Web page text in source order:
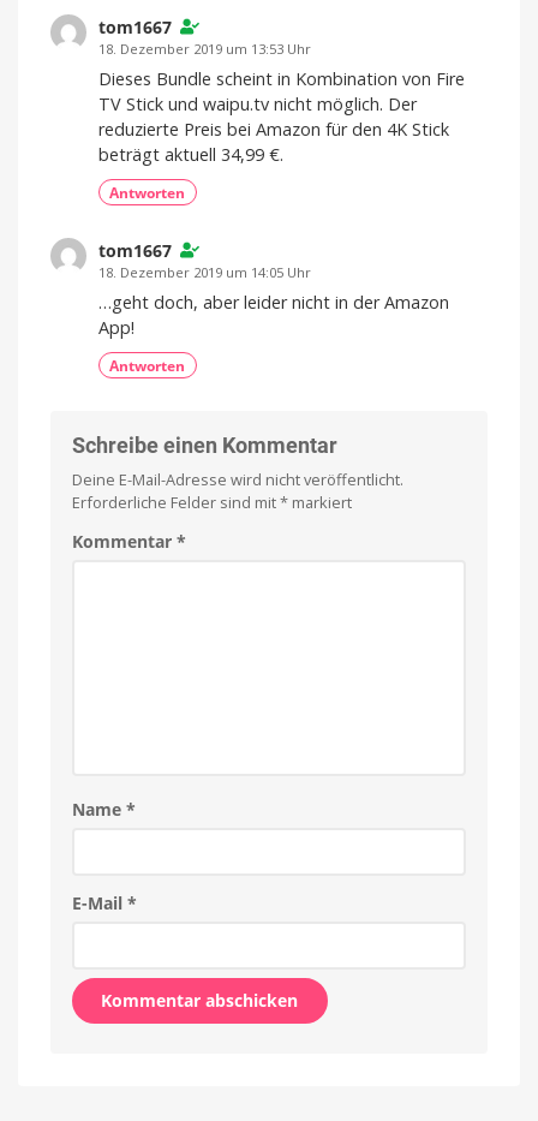
Jetzt
im
kaufen
tom1667
18. Dezember 2019 um 13:53 Uhr
Dieses Bundle scheint in Kombination von Fire
TV Stick und waipu.tv nicht möglich. Der
reduzierte Preis bei Amazon für den 4K Stick
beträgt aktuell 34,99 €.
Antworten
tom1667
18. Dezember 2019 um 14:05 Uhr
…geht doch, aber leider nicht in der Amazon
App!
Antworten
Schreibe einen Kommentar
Deine E-Mail-Adresse wird nicht veröffentlicht.
Erforderliche Felder sind mit* markiert
Kommentar *
Name *
E-Mail *